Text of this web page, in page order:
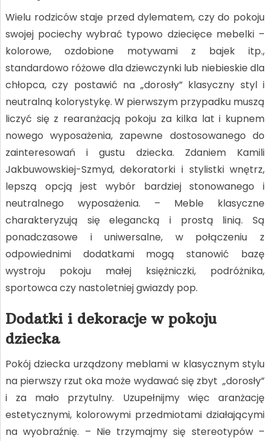
Wielu rodziców staje przed dylematem, czy do pokoju
swojej pociechy wybrać typowo dziecięce mebelki –
kolorowe, ozdobione motywami z bajek itp.,
standardowo różowe dla dziewczynki lub niebieskie dla
chłopca, czy postawić na ­„dorosły” klasyczny styl i
neutralną kolorystykę. W pierwszym przypadku muszą
liczyć się z rearanżacją pokoju za kilka lat i kupnem
nowego wyposażenia, zapewne dostosowanego do
zainteresowań i gustu dziecka. Zdaniem Kamili
Jakbuwowskiej-Szmyd, dekoratorki i stylistki wnętrz,
lepszą opcją jest wybór bardziej stonowanego i
neutralnego wyposażenia. – Meble klasyczne
charakteryzują się elegancką i prostą linią. Są
ponadczasowe i uniwersalne, w połączeniu z
odpowiednimi dodatkami mogą stanowić bazę
wystroju pokoju małej księżniczki, podróżnika,
sportowca czy nastoletniej gwiazdy pop.
Dodatki i dekoracje w pokoju
dziecka
Pokój dziecka urządzony meblami w klasycznym stylu
na pierwszy rzut oka może wydawać się zbyt „dorosły”
i za mało przytulny. Uzupełnijmy więc aranżację
estetycznymi, kolorowymi przedmiotami działającymi
na wyobraźnię. – Nie trzymajmy się stereotypów –